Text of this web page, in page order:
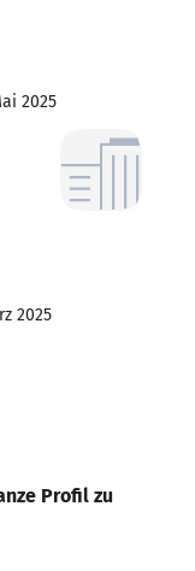
2025
2025
Profil zu